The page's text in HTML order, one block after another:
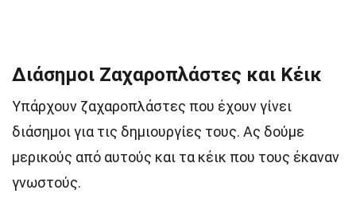
Διάσημοι Ζαχαροπλάστες και Κέικ
Υπάρχουν ζαχαροπλάστες που έχουν γίνει
διάσημοι για τις δημιουργίες τους. Ας δούμε
μερικούς από αυτούς και τα κέικ που τους έκαναν
γνωστούς.